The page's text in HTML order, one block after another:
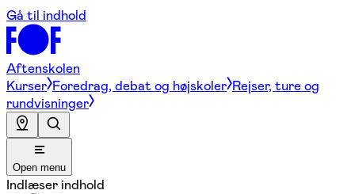
Gå til indhold
Aftenskolen
Kurser Foredrag, debat og højskoler Rejser, ture og
rundvisninger
Open menu
Indlæser indhold